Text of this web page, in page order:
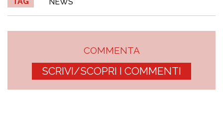
NEWS
COMMENTA
SCRIVI/SCOPRI I COMMENTI